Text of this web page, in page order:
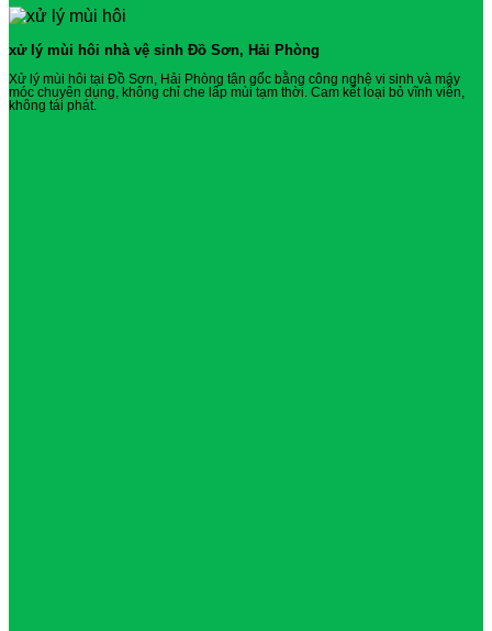
xử lý mùi hôi nhà vệ sinh Đồ Sơn, Hải Phòng
Xử lý mùi hôi tại Đồ Sơn, Hải Phòng tận gốc bằng công nghệ vi sinh và máy
móc chuyên dụng, không chỉ che lấp mùi tạm thời. Cam kết loại bỏ vĩnh viễn,
không tái phát.